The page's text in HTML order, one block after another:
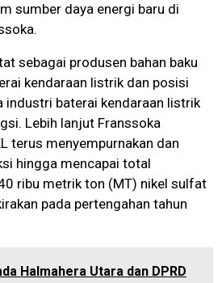
sumber daya energi baru di
sebagai produsen bahan baku
kendaraan listrik dan posisi
industri baterai kendaraan listrik
Lebih lanjut Franssoka
terus menyempurnakan dan
hingga mencapai total
ribu metrik ton (MT) nikel sulfat
pada pertengahan tahun
Halmahera Utara dan DPRD